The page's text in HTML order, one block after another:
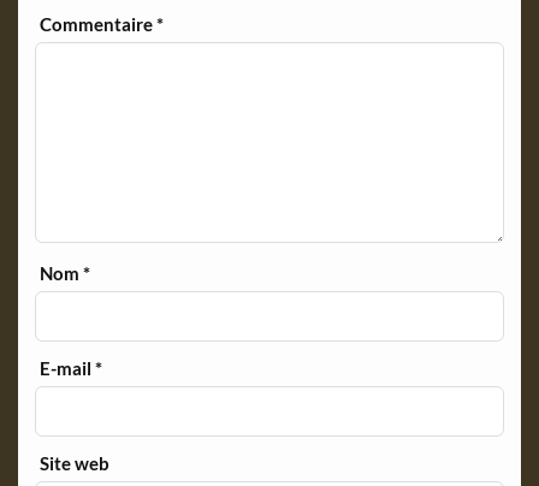
y
Commentaire*
Nom*
E-mail*
Site web